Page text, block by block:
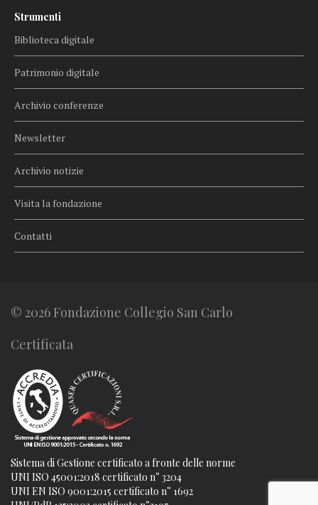
Strumenti
Biblioteca digitale
Patrimonio digitale
Archivio conferenze
Newsletter
Archivio notizie
Visita la fondazione
Contatti
© 2026 Fondazione Collegio San Carlo
Certificata
Sistema di Gestione certificato a fronte delle norme
UNI ISO 45001:2018 certificato n° 3204
UNI EN ISO 9001:2015 certificato n° 1692